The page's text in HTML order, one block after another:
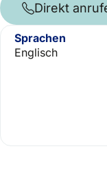
Direkt
Sprachen
Englisch